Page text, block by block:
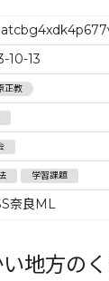
10-13
正教
学習課題
奈良ML
地方の